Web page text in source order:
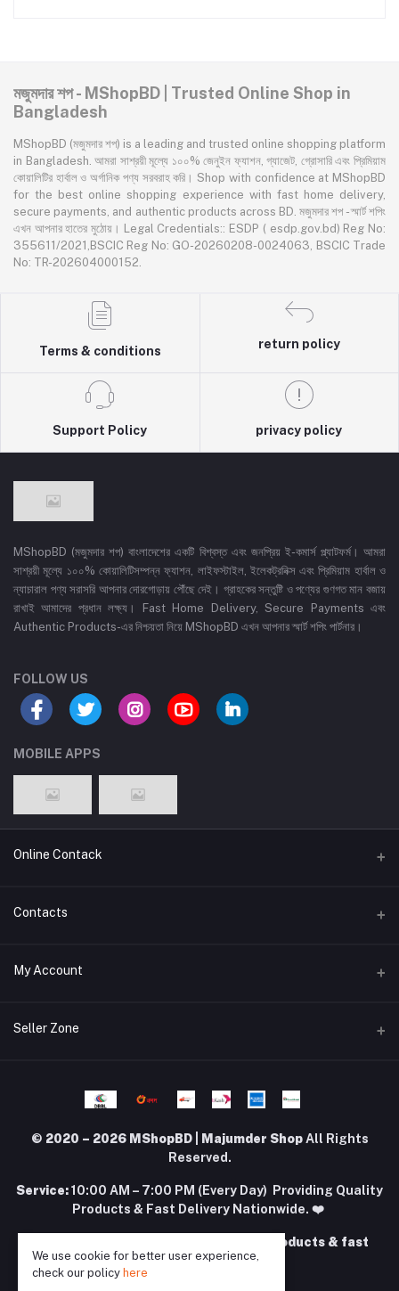
মজুমদার শপ - MShopBD | Trusted Online Shop in
Bangladesh
MShopBD (মজুমদার শপ) is a leading and trusted online shopping platform
in Bangladesh. আমরা সাশ্রয়ী মূল্যে ১০০% জেনুইন ফ্যাশন, গ্যাজেট, গ্রোসারি এবং প্রিমিয়াম
কোয়ালিটির হার্বাল ও অর্গানিক পণ্য সরবরাহ করি। Shop with confidence at MShopBD
for the best online shopping experience with fast home delivery,
secure payments, and authentic products across BD. মজুমদার শপ - স্মার্ট শপিং
এখন আপনার হাতের মুঠোয়। Legal Credentials:: ESDP ( esdp.gov.bd) Reg No:
355611/2021,BSCIC Reg No: GO-20260208-0024063, BSCIC Trade
No: TR-202604000152.
Terms & conditions
return policy
Support Policy privacy policy
MShopBD (মজুমদার শপ) বাংলাদেশের একটি বিশ্বস্ত এবং জনপ্রিয় ই-কমার্স প্ল্যাটফর্ম। আমরা
সাশ্রয়ী মূল্যে ১০০% কোয়ালিটিসম্পন্ন ফ্যাশন, লাইফস্টাইল, ইলেকট্রনিক্স এবং প্রিমিয়াম হার্বাল ও
ন্যাচারাল পণ্য সরাসরি আপনার দোরগোড়ায় পৌঁছে দেই। গ্রাহকের সন্তুষ্টি ও পণ্যের গুণগত মান বজায়
রাখাই আমাদের প্রধান লক্ষ্য। Fast Home Delivery, Secure Payments এবং
Authentic Products-এর নিশ্চয়তা নিয়ে MShopBD এখন আপনার স্মার্ট শপিং পার্টনার।
FOLLOW US
MOBILE APPS
Online Contack
WhatsApp
Contacts
Address
Janota Road, 8100, Dhaka, Bangladesh.
majumdershop77@gmail.com
My Account
Login
My Wishlist
Seller Zone
Download Seller App
© 2020 – 2026 MShopBD | Majumder ShopAll Rights
Reserved.
Service:10:00 AM – 7:00 PM (Every Day) Providing Quality
Products & Fast Delivery Nationwide. ❤️
Your trusted destination for quality products & fast
delivery in BD. ❤️
We use cookie for better user experience,
check our policy here